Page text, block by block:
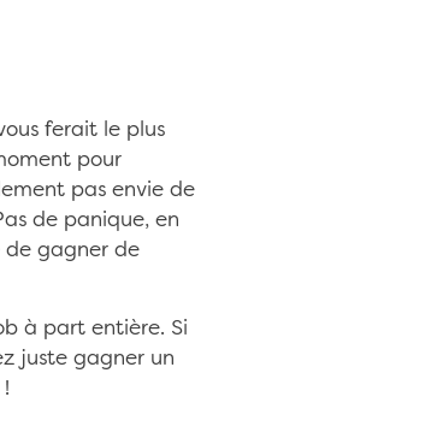
ferait le plus
pour
pas envie de
de panique, en
de gagner de
à part entière. Si
juste gagner un